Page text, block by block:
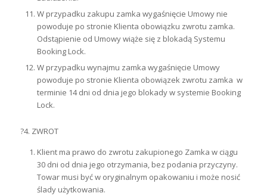
W przypadku zakupu zamka wygaśnięcie Umowy nie
powoduje po stronie Klienta obowiązku zwrotu zamka.
Odstąpienie od Umowy wiąże się z blokadą Systemu
Booking Lock.
W przypadku wynajmu zamka wygaśnięcie Umowy
powoduje po stronie Klienta obowiązek zwrotu zamka w
terminie 14 dni od dnia jego blokady w systemie Booking
Lock.
?4. ZWROT
Klient ma prawo do zwrotu zakupionego Zamka w ciągu
30 dni od dnia jego otrzymania, bez podania przyczyny.
Towar musi być w oryginalnym opakowaniu i może nosić
ślady użytkowania.